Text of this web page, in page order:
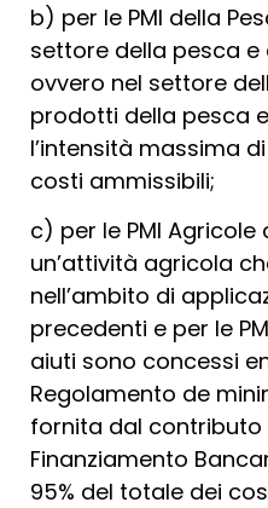
b) per le PMI della
settore della pesca e
ovvero nel settore
prodotti della pesca
l’intensità massima
costi ammissibili;
c) per le PMI
un’attività agricola
nell’ambito di
precedenti e per le
aiuti sono concessi
Regolamento de
fornita dal
Finanziamento
95% del totale dei